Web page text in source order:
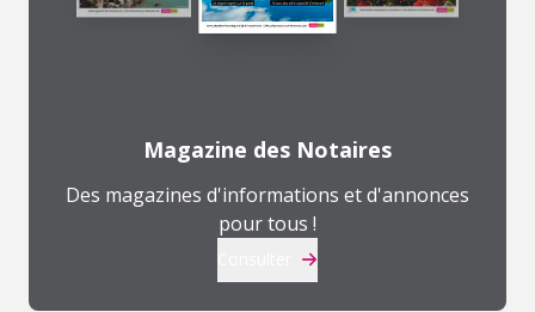
Magazine des Notaires
Des magazines d'informations et d'annonces
pour tous !